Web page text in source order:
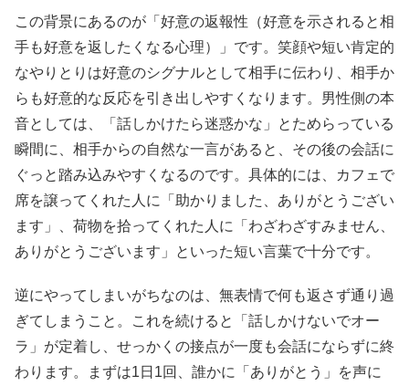
この背景にあるのが「好意の返報性（好意を示されると相
手も好意を返したくなる心理）」です。笑顔や短い肯定的
なやりとりは好意のシグナルとして相手に伝わり、相手か
らも好意的な反応を引き出しやすくなります。男性側の本
音としては、「話しかけたら迷惑かな」とためらっている
瞬間に、相手からの自然な一言があると、その後の会話に
ぐっと踏み込みやすくなるのです。具体的には、カフェで
席を譲ってくれた人に「助かりました、ありがとうござい
ます」、荷物を拾ってくれた人に「わざわざすみません、
ありがとうございます」といった短い言葉で十分です。
逆にやってしまいがちなのは、無表情で何も返さず通り過
ぎてしまうこと。これを続けると「話しかけないでオー
ラ」が定着し、せっかくの接点が一度も会話にならずに終
わります。まずは1日1回、誰かに「ありがとう」を声に